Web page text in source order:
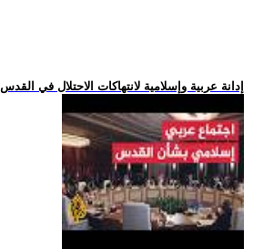
.. إدانة عربية وإسلامية لانتهاكات الاحتلال في القدس